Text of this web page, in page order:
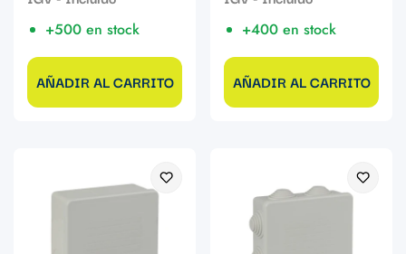
+500 en stock
AÑADIR AL CARRITO
+400 en stock
AÑADIR AL CARRITO